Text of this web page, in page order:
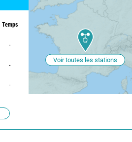
Temps
-
-
-
Voir toutes les stations